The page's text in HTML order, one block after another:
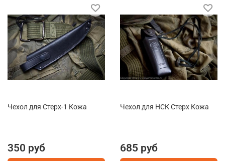
Чехол для Стерх-1 Кожа
350 руб
Чехол для НСК Стерх Кожа
685 руб